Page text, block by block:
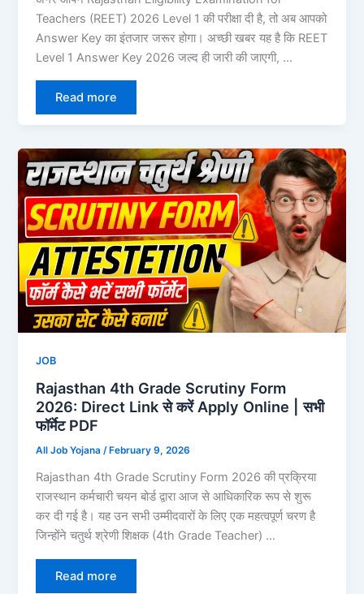
Teachers (REET) 2026 Level 1 की परीक्षा दी है, तो अब आपको
Answer Key का इंतजार जरूर होगा। अच्छी खबर यह है कि REET
Level 1 Answer Key 2026 जल्द ही जारी की जाएगी, …
Read more
JOB
Rajasthan 4th Grade Scrutiny Form
2026: Direct Link से करें Apply Online | सभी
फॉर्मेट PDF
All Job Yojana/ February 9, 2026
Rajasthan 4th Grade Scrutiny Form 2026 की प्रक्रिया
राजस्थान कर्मचारी चयन बोर्ड द्वारा आज से आधिकारिक रूप से शुरू
कर दी गई है। यह उन सभी उम्मीदवारों के लिए एक महत्वपूर्ण चरण है
जिन्होंने चतुर्थ श्रेणी शिक्षक (4th Grade Teacher) …
Read more